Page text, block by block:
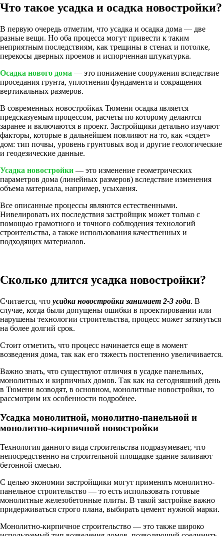
Что такое усадка и осадка новостройки?
В первую очередь отметим, что усадка и осадка дома — две
разные вещи. Но оба процесса могут привести к таким
неприятным последствиям, как трещины в стенах и потолке,
перекосы дверных проемов и испорченная штукатурка.
Осадка нового дома — это понижение сооружения вследствие
проседания грунта, уплотнения фундамента и сокращения
вертикальных размеров.
В современных новостройках Тюмени осадка является
предсказуемым процессом, расчеты по которому делаются
заранее и включаются в проект. Застройщики детально изучают
факторы, которые в дальнейшем повлияют на то, как «сядет»
дом: тип почвы, уровень грунтовых вод и другие геологические
и геодезические данные.
Усадка новостройки — это изменение геометрических
параметров дома (линейных размеров) вследствие изменения
объема материала, например, усыхания.
Все описанные процессы являются естественными.
Нивелировать их последствия застройщик может только с
помощью грамотного и точного соблюдения технологий
строительства, а также использования качественных и
подходящих материалов.
Сколько длится усадка новостройки?
Считается, что усадка новостройки занимает 2-3 года. В
случае, когда были допущены ошибки в проектировании или
нарушены технологии строительства, процесс может затянуться
на более долгий срок.
Стоит отметить, что процесс начинается еще в момент
возведения дома, так как его тяжесть постепенно увеличивается.
Важно знать, что существуют отличия в усадке панельных,
монолитных и кирпичных домов. Так как на сегодняшний день
в Тюмени возводят, в основном, монолитные новостройки, то
рассмотрим их особенности подробнее.
Усадка монолитной, монолитно-панельной и
монолитно-кирпичной новостройки
Технология данного вида строительства подразумевает, что
непосредственно на строительной площадке здание заливают
бетонной смесью.
С целью экономии застройщики могут применять монолитно-
панельное строительство — то есть использовать готовые
монолитные железобетонные плиты. В такой застройке важно
придерживаться строго плана, выбирать цемент нужной марки.
Монолитно-кирпичное строительство — это также широко